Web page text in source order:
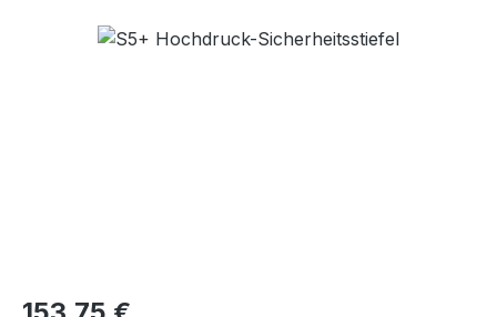
Bildergalerie überspringen
Regulärer Preis: